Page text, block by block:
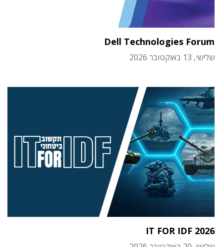
Dell Technologies Forum
שלישי, 13 באוקטובר 2026
IT FOR IDF 2026